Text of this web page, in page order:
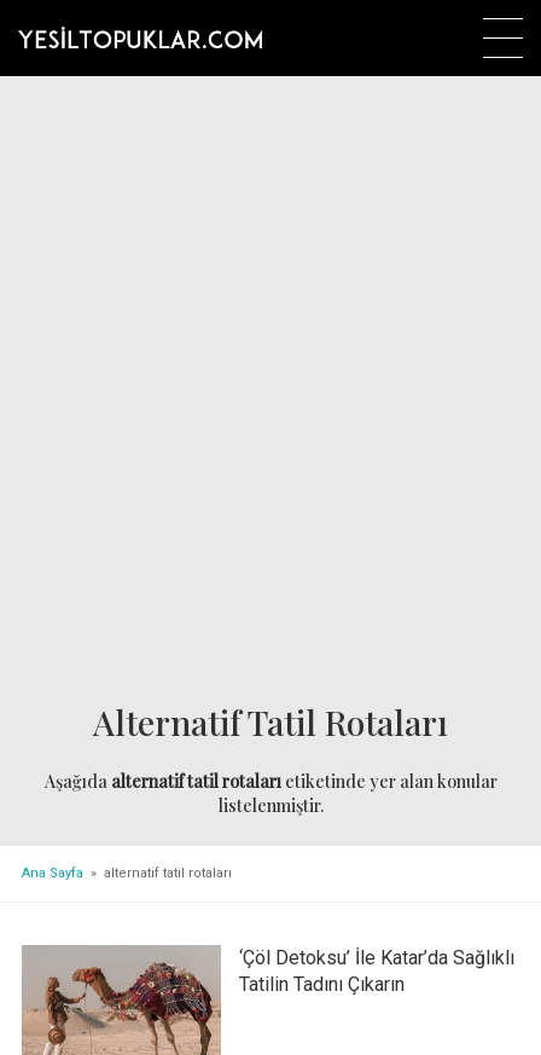
Alternatif Tatil Rotaları
Aşağıda alternatif tatil rotalarıetiketinde yer alan konular
listelenmiştir.
Ana Sayfa » alternatif tatil rotaları
‘Çöl Detoksu’ İle Katar’da Sağlıklı
Tatilin Tadını Çıkarın